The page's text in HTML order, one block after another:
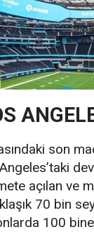
son
açılan ve
70 bin
100